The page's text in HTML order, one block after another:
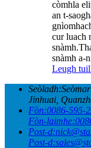
còmhla
an t-
cur luach
snàmh a-
Leugh
Seòladh:
Jinhuai,
Fòn:0086-595-
Fòn-laimhe:
Post-d:
Post-d: